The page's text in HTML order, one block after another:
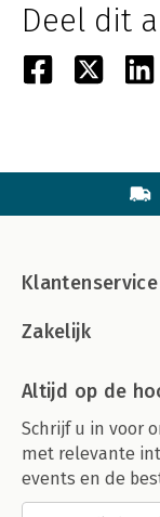
Deel dit
Klantenservice
Zakelijk
Altijd op de
Schrijf u in voor
met relevante
events en de